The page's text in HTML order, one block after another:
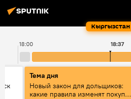
Кыргызстан
18:00 18:37
Тема дня
Новый закон для дольщиков:
какие правила изменят покупку